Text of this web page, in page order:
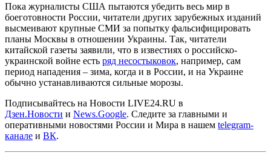
Пока журналисты США пытаются убедить весь мир в
боеготовности России, читатели других зарубежных изданий
высмеивают крупные СМИ за попытку фальсифицировать
планы Москвы в отношении Украины. Так, читатели
китайской газеты заявили, что в известиях о российско-
украинской войне есть ряд несостыковок, например, сам
период нападения – зима, когда и в России, и на Украине
обычно устанавливаются сильные морозы.
Подписывайтесь на Новости LIVE24.RU в
Дзен.Новости и News.Google. Следите за главными и
оперативными новостями России и Мира в нашем telegram-
канале и ВК.